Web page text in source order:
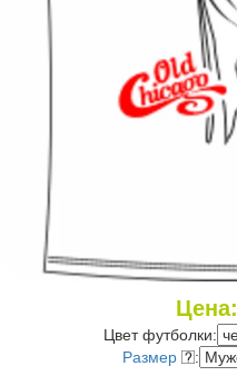
Цена:
Цвет футболки:
Размер
: